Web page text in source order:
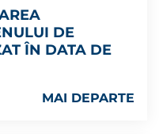
DE
ÎN DATA DE
MAI DEPARTE